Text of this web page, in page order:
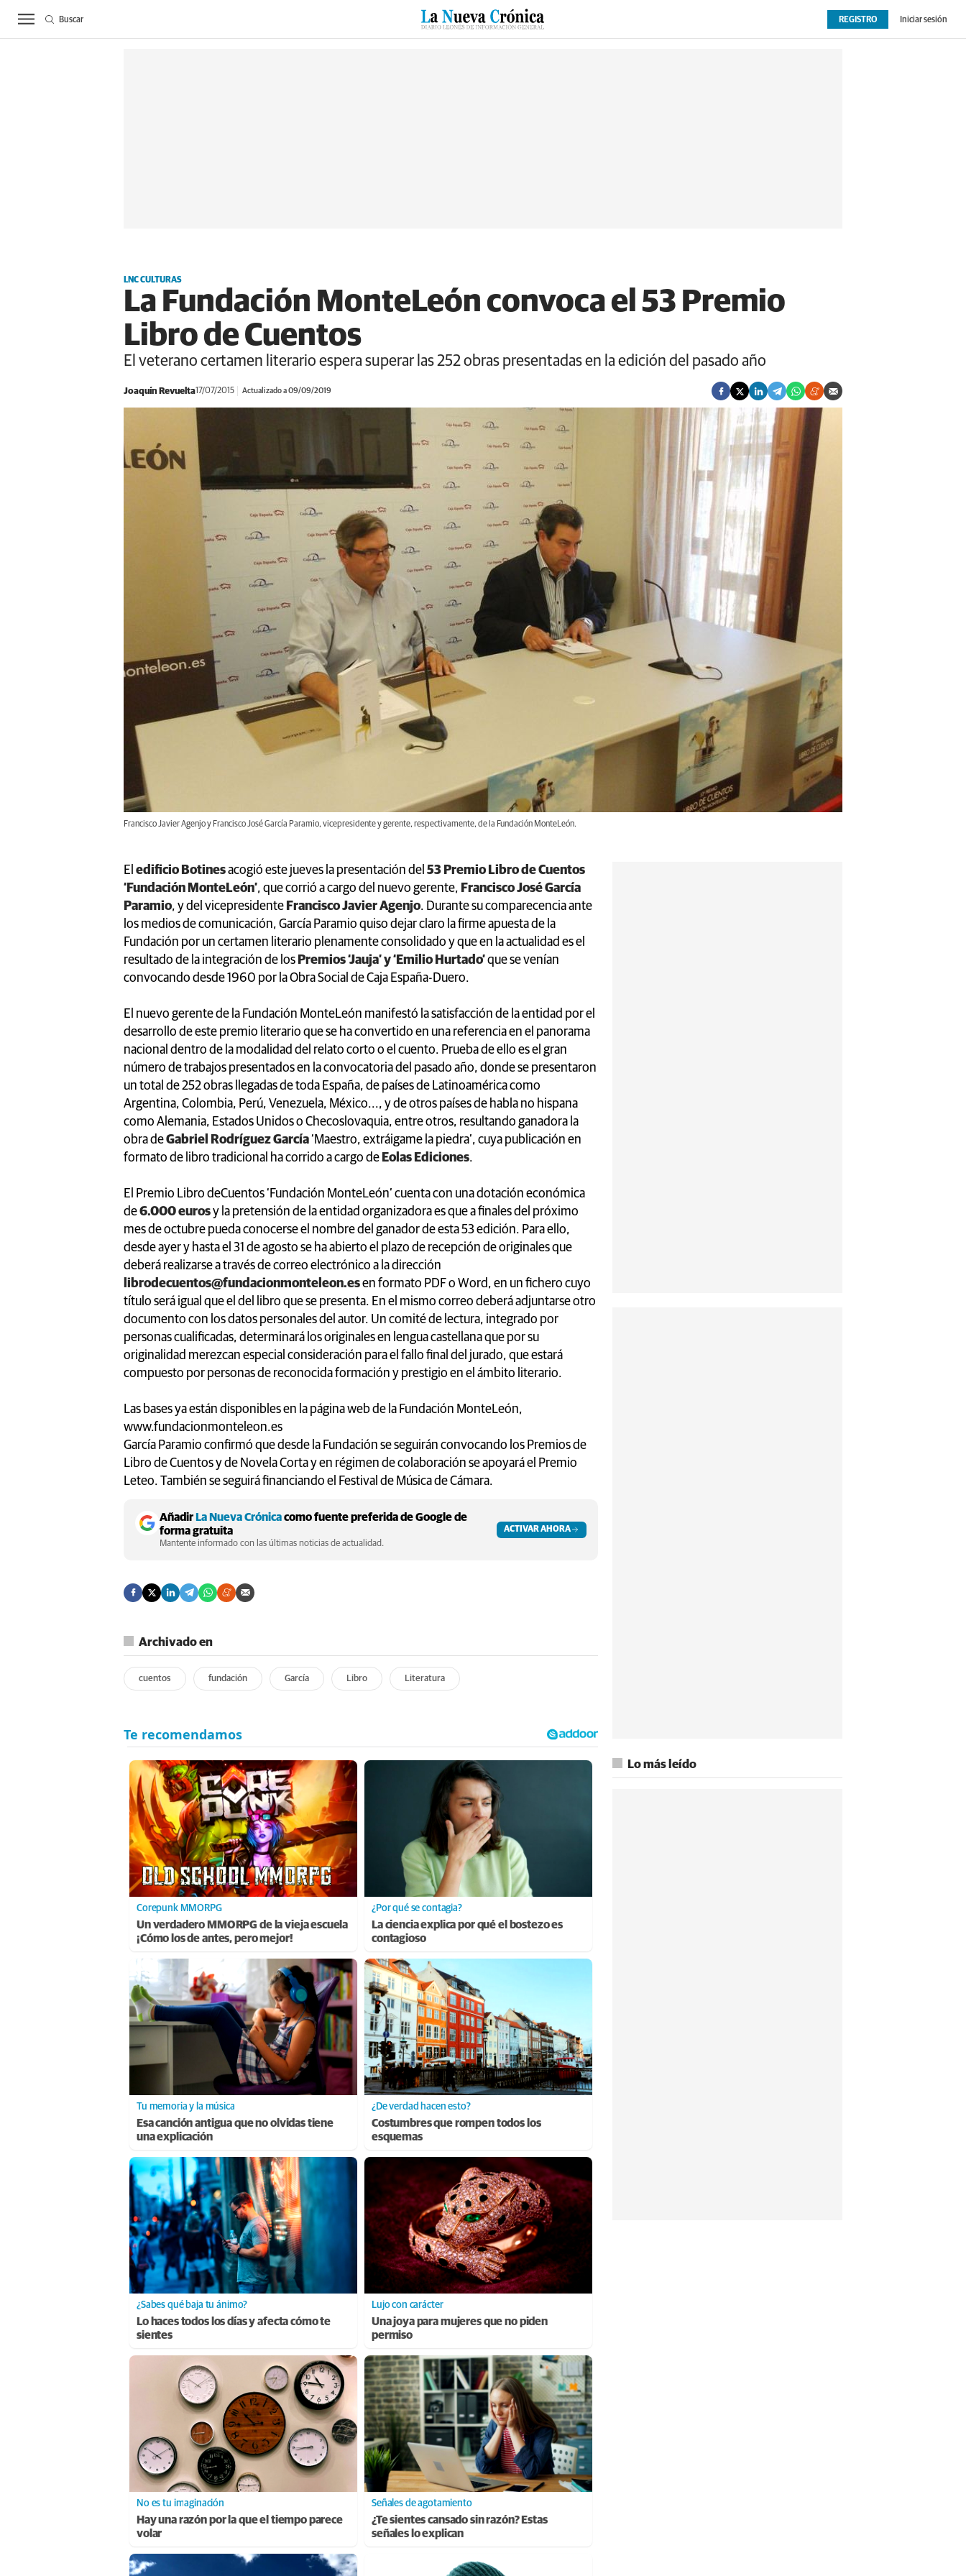
ACTUALIDAD BIERZO SUCESOS CULTURAS ESPECIALES DEPORTES OPINIÓN EXTRAS
REGISTRO Iniciar sesión
Buscar
LNC CULTURAS
La Fundación MonteLeón convoca el 53 Premio
Libro de Cuentos
El veterano certamen literario espera superar las 252 obras presentadas en la edición del pasado año
Joaquín Revuelta17/07/2015 Actualizado a 09/09/2019
Francisco Javier Agenjo y Francisco José García Paramio, vicepresidente y gerente, respectivamente, de la Fundación MonteLeón.
El edificio Botinesacogió este jueves la presentación del 53 Premio Libro de Cuentos
‘Fundación MonteLeón’, que corrió a cargo del nuevo gerente, Francisco José García
Paramio, y del vicepresidente Francisco Javier Agenjo. Durante su comparecencia ante
los medios de comunicación, García Paramio quiso dejar claro la firme apuesta de la
Fundación por un certamen literario plenamente consolidado y que en la actualidad es el
resultado de la integración de los Premios ‘Jauja’ y ‘Emilio Hurtado’que se venían
convocando desde 1960 por la Obra Social de Caja España-Duero.
El nuevo gerente de la Fundación MonteLeón manifestó la satisfacción de la entidad por el
desarrollo de este premio literario que se ha convertido en una referencia en el panorama
nacional dentro de la modalidad del relato corto o el cuento. Prueba de ello es el gran
número de trabajos presentados en la convocatoria del pasado año, donde se presentaron
un total de 252 obras llegadas de toda España, de países de Latinoamérica como
Argentina, Colombia, Perú, Venezuela, México..., y de otros países de habla no hispana
como Alemania, Estados Unidos o Checoslovaquia, entre otros, resultando ganadora la
obra deGabriel Rodríguez García‘Maestro, extráigame la piedra’, cuya publicación en
formato de libro tradicional ha corrido a cargo de Eolas Ediciones.
El Premio Libro deCuentos ‘Fundación MonteLeón’ cuenta con una dotación económica
de6.000 eurosy la pretensión de la entidad organizadora es que a finales del próximo
mes de octubre pueda conocerse el nombre del ganador de esta 53 edición. Para ello,
desde ayer y hasta el 31 de agosto se ha abierto el plazo de recepción de originales que
deberá realizarse a través de correo electrónico a la dirección
librodecuentos@fundacionmonteleon.esen formato PDF o Word, en un fichero cuyo
título será igual que el del libro que se presenta. En el mismo correo deberá adjuntarse otro
documento con los datos personales del autor. Un comité de lectura, integrado por
personas cualificadas, determinará los originales en lengua castellana que por su
originalidad merezcan especial consideración para el fallo final del jurado, que estará
compuesto por personas de reconocida formación y prestigio en el ámbito literario.
Las bases ya están disponibles en la página web de la Fundación MonteLeón,
www.fundacionmonteleon.es
García Paramio confirmó que desde la Fundación se seguirán convocando los Premios de
Libro de Cuentos y de Novela Corta y en régimen de colaboración se apoyará el Premio
Leteo. También se seguirá financiando el Festival de Música de Cámara.
AñadirLa Nueva Crónicacomo fuente preferida de Google de
forma gratuita
Mantente informado con las últimas noticias de actualidad.
ACTIVAR AHORA
Archivado en
cuentos fundación García Libro Literatura
Corepunk MMORPG
Un verdadero MMORPG de la vieja escuela
¡Cómo los de antes, pero mejor!
¿Por qué se contagia?
La ciencia explica por qué el bostezo es
contagioso
Tu memoria y la música
Esa canción antigua que no olvidas tiene
una explicación
¿De verdad hacen esto?
Costumbres que rompen todos los
esquemas
¿Sabes qué baja tu ánimo?
Lo haces todos los días y afecta cómo te
sientes
Lujo con carácter
Una joya para mujeres que no piden
permiso
No es tu imaginación
Hay una razón por la que el tiempo parece
volar
Señales de agotamiento
¿Te sientes cansado sin razón? Estas
señales lo explican
Lo más leído